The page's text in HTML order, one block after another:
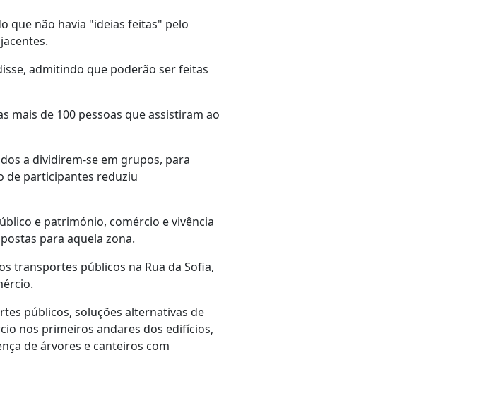
que não havia "ideias feitas" pelo
admitindo que poderão ser feitas
mais de 100 pessoas que assistiram ao
a dividirem-se em grupos, para
de participantes reduziu
e património, comércio e vivência
para aquela zona.
transportes públicos na Rua da Sofia,
públicos, soluções alternativas de
nos primeiros andares dos edifícios,
de árvores e canteiros com